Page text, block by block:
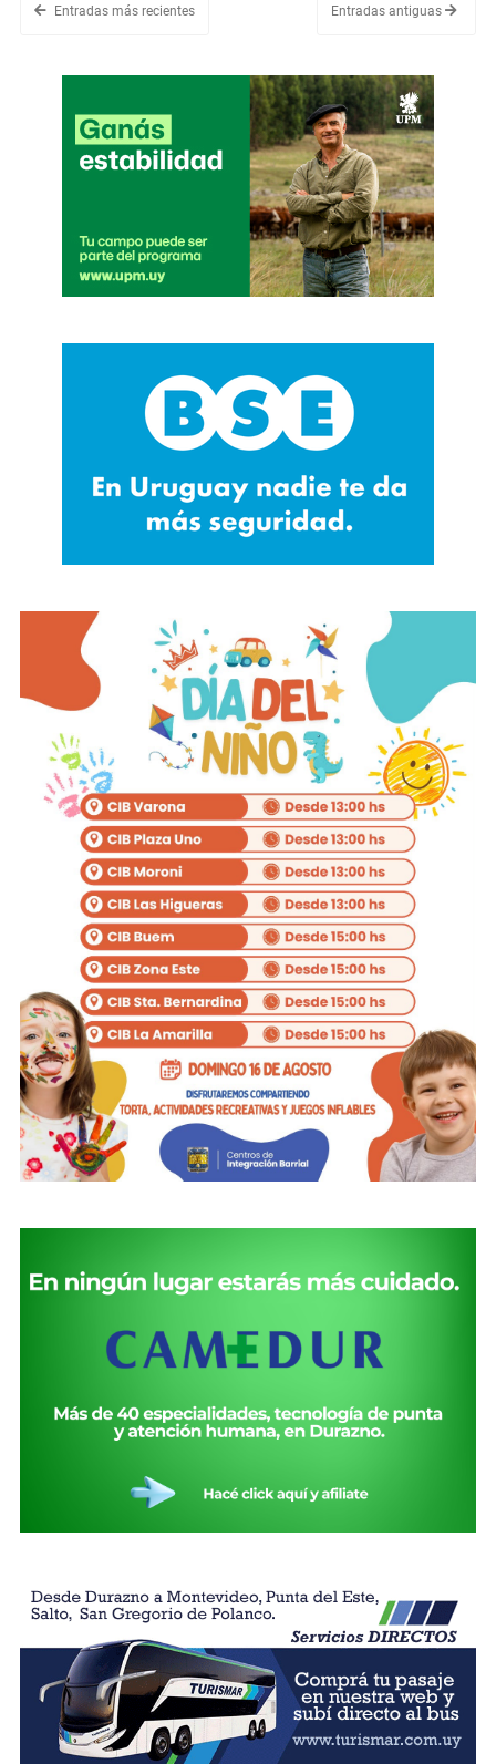
Entradas más recientes Entradas antiguas